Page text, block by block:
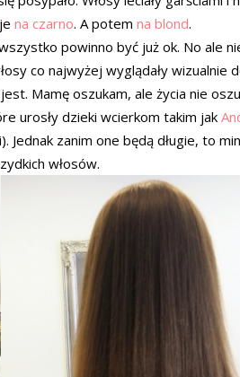
na czarno. A potem na blond.
powinno być już ok. No ale
co najwyżej wyglądały wizualnie
Mamę oszukam, ale życia nie
urosły dzieki wcierkom takim jak
zanim one będą długie, to
włosów.